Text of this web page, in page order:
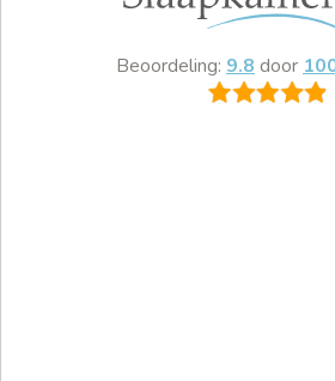
Beoordeling: 9.8 door